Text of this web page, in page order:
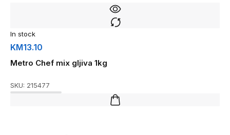
In stock
KM13.10
Metro Chef mix gljiva 1kg
SKU: 215477